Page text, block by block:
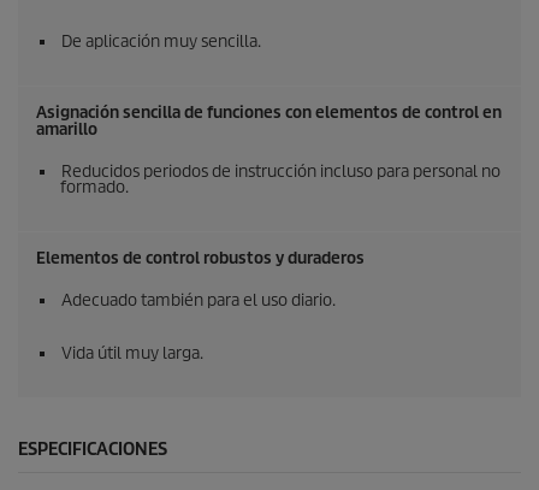
De aplicación muy sencilla.
Asignación sencilla de funciones con elementos de control en
amarillo
Reducidos periodos de instrucción incluso para personal no
formado.
Elementos de control robustos y duraderos
Adecuado también para el uso diario.
Vida útil muy larga.
ESPECIFICACIONES